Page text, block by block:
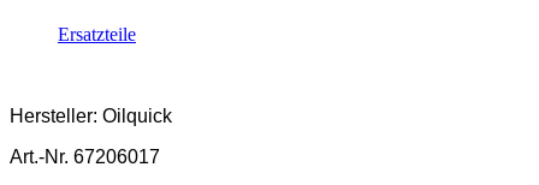
Ersatzteile
Hersteller: Oilquick
Art.-Nr. 67206017